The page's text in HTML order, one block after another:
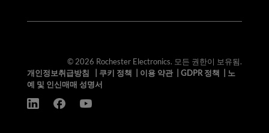
© 2026 Rochester Electronics. 모든 권한이 보유됨.
개인정보취급방침
쿠키 정책 이용 약관| GDPR 정책
노
예 및 인신매매 성명서